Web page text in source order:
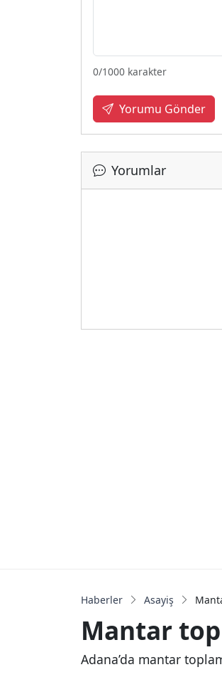
0/1000 karakter
Yorumu Gönder
Yorumlar
Haberler Asayiş
Mantar
Adana’da mantar